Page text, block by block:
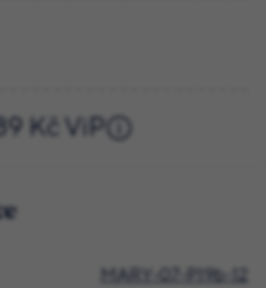
Kč ViP
MARY-07-P19b-12